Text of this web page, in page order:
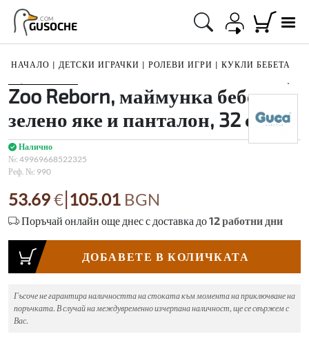
GUSOCHE
.COM
НАЧАЛО | ДЕТСКИ ИГРАЧКИ | РОЛЕВИ ИГРИ | КУКЛИ БЕБЕТА
1/3
Zoo Reborn, маймунка бебе,
зелено яке и панталон, 32 см
Налично
№: 49969668522325
Реф. №: 990
53.69€|105.01 BGN
Поръчай онлайн още днес с доставка до12работни дни
ДОБАВЕТЕ В КОЛИЧКАТА
Гъсоче не гарантира наличността на стоката към момента на приключване на
поръчката. В случай на междувременно изчерпана наличност, ще се свържем с
Вас.